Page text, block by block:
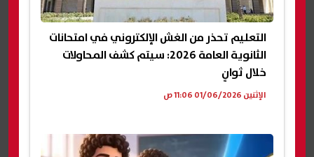
التعليم تحذر من الغش الإلكتروني في امتحانات
الثانوية العامة 2026: سيتم كشف المحاولات
خلال ثوانٍ
الإثنين 01/06/2026 11:06 ص